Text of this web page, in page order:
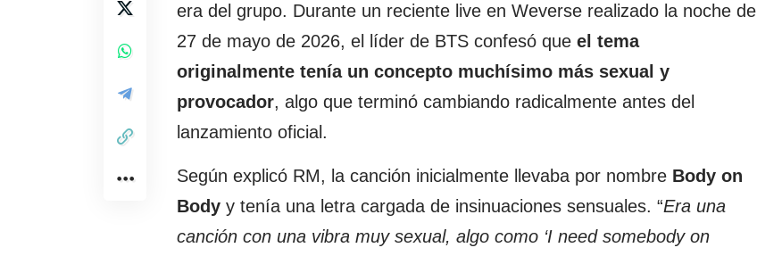
era del grupo. Durante un reciente live en Weverse realizado la noche del
27 de mayo de 2026, el líder de BTS confesó que el tema
originalmente tenía un concepto muchísimo más sexual y
provocador, algo que terminó cambiando radicalmente antes del
lanzamiento oficial.
Según explicó RM, la canción inicialmente llevaba por nombre Body on
Body y tenía una letra cargada de insinuaciones sensuales. “Era una
canción con una vibra muy sexual, algo como ‘I need somebody on